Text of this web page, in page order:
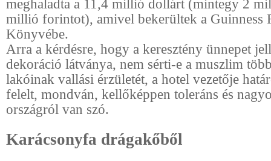
meghaladta a 11,4 millió dollárt (mintegy 2
millió forintot), amivel bekerültek a Guinness
Könyvébe.
Arra a kérdésre, hogy a keresztény ünnepet
dekoráció látványa, nem sérti-e a muszlim
lakóinak vallási érzületét, a hotel vezetője
felelt, mondván, kellőképpen toleráns és
országról van szó.
Karácsonyfa drágakőből